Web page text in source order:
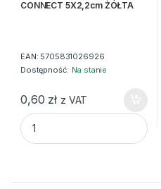
CONNECT 5X2,2cm ŻÓŁTA
EAN: 5705831026926
Dostępność: Na stanie
0,60 zł z VAT
ZAWIESZKA NA KLUCZE